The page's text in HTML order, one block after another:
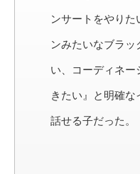
ンサートをやりた
ンみたいなブラッ
い、コーディネー
きたい』と明確な
話せる子だった。